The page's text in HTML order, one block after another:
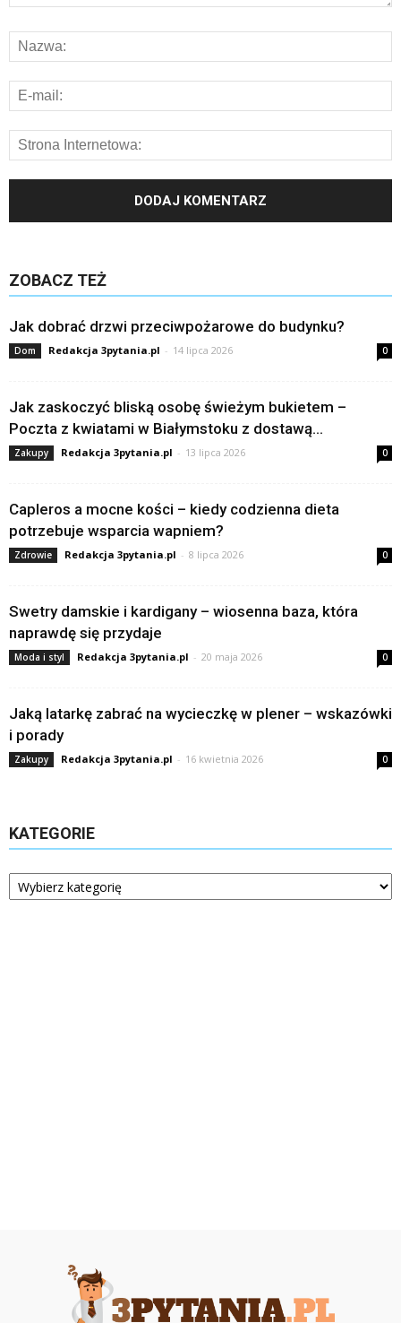
ZOBACZ TEŻ
Jak dobrać drzwi przeciwpożarowe do budynku?
Dom Redakcja 3pytania.pl - 14 lipca 2026 0
Jak zaskoczyć bliską osobę świeżym bukietem –
Poczta z kwiatami w Białymstoku z dostawą...
Zakupy Redakcja 3pytania.pl - 13 lipca 2026 0
Capleros a mocne kości – kiedy codzienna dieta
potrzebuje wsparcia wapniem?
Zdrowie Redakcja 3pytania.pl - 8 lipca 2026 0
Swetry damskie i kardigany – wiosenna baza, która
naprawdę się przydaje
Moda i styl Redakcja 3pytania.pl - 20 maja 2026 0
Jaką latarkę zabrać na wycieczkę w plener – wskazówki
i porady
Zakupy Redakcja 3pytania.pl - 16 kwietnia 2026 0
KATEGORIE
Kategorie